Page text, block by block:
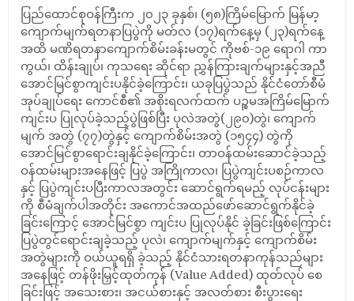
ပြည်ထောင်စုဝန်ကြီးက ၂၀၂၃ ခုနှစ်၊ (၅၈)ကြိမ်မြောက် မြန်မာ့
ကျောက်မျက်ရတနာပြပွဲကို မတ်လ (၁၇)ရက်နေ့မှ (၂၃)ရက်နေ့
အထိ မဏိရတနာကျောက်စိမ်းခန်းမတွင် ကိုဗစ်-၁၉ ရောဂါ ကာ
ကွယ်၊ ထိန်းချုပ်၊ ကုသရေး ဆိုင်ရာ ညွှန်ကြားချက်များနှင့်အညီ
အောင်မြင်စွာကျင်းပနိုင်ခဲ့ကြောင်း၊ ယခုပြပွဲသည် နိုင်ငံတော်စီမံ
အုပ်ချုပ်ရေး ကောင်စီ၏ အစိုးရလက်ထက် ပဉ္စမအကြိမ်မြောက်
ကျင်းပ ပြုလုပ်ခဲ့သည့်ပွဲဖြစ်ပြီး ပုလဲအတွဲ(၂၉၀)တွဲ၊ ကျောက်
မျက် အတွဲ (၇၇)တွဲနှင့် ကျောက်စိမ်းအတွဲ (၁၅၄၄) တွဲကို
အောင်မြင်စွာရောင်းချနိုင်ခဲ့ကြောင်း၊ တာဝန်ထမ်းဆောင်ခဲ့သည့်
ဝန်ထမ်းများအနေဖြင့် ပြပွဲ အကြိုကာလ၊ ပြပွဲကျင်းပစဉ်ကာလ
နှင့် ပြပွဲကျင်းပပြီးကာလအတွင်း ဆောင်ရွက်ရမည့် လုပ်ငန်းများ
ကို စီမံချက်ပါအတိုင်း အကောင်အထည်ဖော်ဆောင်ရွက်နိုင်ခဲ့
ခြင်းကြောင့် အောင်မြင်စွာ ကျင်းပ ပြုလုပ်နိုင် ခဲ့ခြင်းဖြစ်ကြောင်း
ပြပွဲတွင်ရောင်းချခဲ့သည့် ပုလဲ၊ ကျောက်မျက်နှင့် ကျောက်စိမ်း
အတွဲများကို ဝယ်ယူရရှိ ခဲ့သည့် နိုင်ငံသားရတနာကုန်သည်များ
အနေဖြင့် တန်ဖိုးမြှင့်ထုတ်ကုန် (Value Added) ထုတ်လုပ် စေ
ခြင်းဖြင့် အသေးစား၊ အငယ်စားနှင့် အလတ်စား စီးပွားရေး